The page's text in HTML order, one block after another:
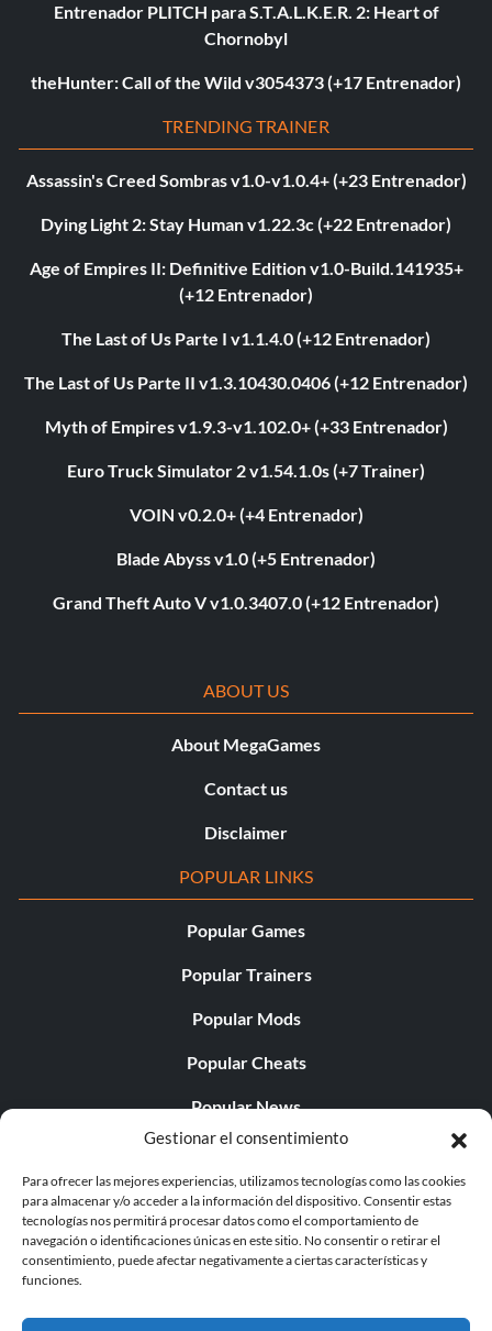
Gestionar el consentimiento
Para ofrecer las mejores experiencias, utilizamos tecnologías como las cookies
para almacenar y/o acceder a la información del dispositivo. Consentir estas
tecnologías nos permitirá procesar datos como el comportamiento de
navegación o identificaciones únicas en este sitio. No consentir o retirar el
consentimiento, puede afectar negativamente a ciertas características y
funciones.
Entrenador PLITCH para S.T.A.L.K.E.R. 2: Heart of
Chornobyl
theHunter: Call of the Wild v3054373 (+17 Entrenador)
TRENDING TRAINER
Assassin's Creed Sombras v1.0-v1.0.4+ (+23 Entrenador)
Dying Light 2: Stay Human v1.22.3c (+22 Entrenador)
Age of Empires II: Definitive Edition v1.0-Build.141935+
(+12 Entrenador)
The Last of Us Parte I v1.1.4.0 (+12 Entrenador)
The Last of Us Parte II v1.3.10430.0406 (+12 Entrenador)
Myth of Empires v1.9.3-v1.102.0+ (+33 Entrenador)
Euro Truck Simulator 2 v1.54.1.0s (+7 Trainer)
VOIN v0.2.0+ (+4 Entrenador)
Blade Abyss v1.0 (+5 Entrenador)
Grand Theft Auto V v1.0.3407.0 (+12 Entrenador)
ABOUT US
About MegaGames
Contact us
Disclaimer
POPULAR LINKS
Popular Games
Popular Trainers
Popular Mods
Popular Cheats
Popular News
Popular Editorials
Popular Free Games
LATEST UPDATES